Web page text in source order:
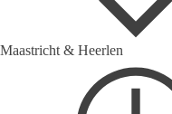
Maastricht & Heerlen